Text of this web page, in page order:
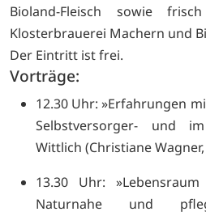
Bioland-Fleisch sowie
Klosterbrauerei Machern und
Der Eintritt ist frei.
Vorträge:
12.30 Uhr: »Erfahrungen
Selbstversorger- und
Wittlich (Christiane
13.30 Uhr:
Naturnahe und